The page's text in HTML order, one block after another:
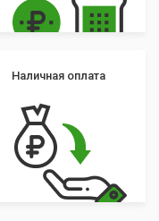
Наличная оплата